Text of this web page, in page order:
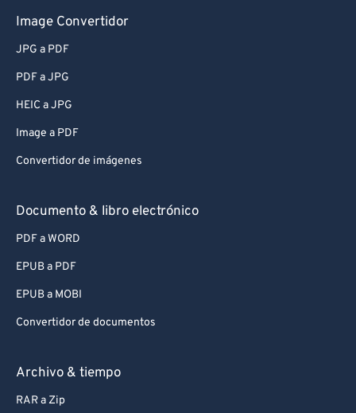
Image Convertidor
JPG a PDF
PDF a JPG
HEIC a JPG
Image a PDF
Convertidor de imágenes
Documento & libro electrónico
PDF a WORD
EPUB a PDF
EPUB a MOBI
Convertidor de documentos
Archivo & tiempo
RAR a Zip